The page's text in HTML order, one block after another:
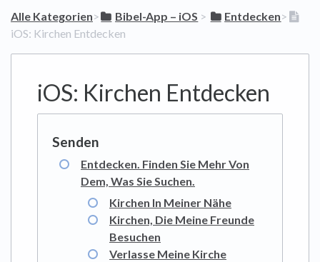
Alle Kategorien​>​ ​Bibel-App – iOS ​ > ​ ​Entdecken​>​
iOS: Kirchen Entdecken
iOS: Kirchen Entdecken
Entdecken. Finden Sie Mehr Von
Dem, Was Sie Suchen.
Kirchen In Meiner Nähe
Kirchen, Die Meine Freunde
Besuchen
Verlasse Meine Kirche